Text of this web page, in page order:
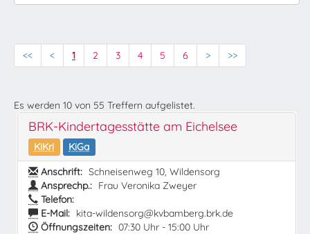
<< < 1 2 3 4 5 6 > >>
Es werden 10 von 55 Treffern aufgelistet.
BRK-Kindertagesstätte am Eichelsee
KiKri
KiGa
Anschrift: Schneisenweg 10, Wildensorg
Ansprechp.: Frau Veronika Zweyer
Telefon:
E-Mail: kita-wildensorg@kvbamberg.brk.de
Öffnungszeiten: 07:30 Uhr - 15:00 Uhr